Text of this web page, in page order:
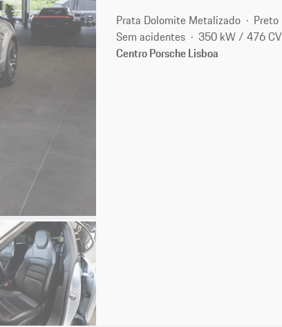
Prata Dolomite Metalizado Preto
Sem acidentes
350 kW / 476 CV
Centro Porsche Lisboa